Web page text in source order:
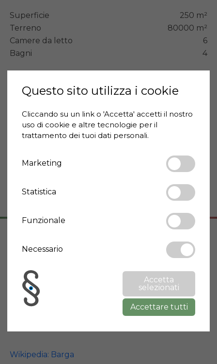
Superficie
250 m²
Terreno
80000 m²
Camere da letto
6
Bagni
4
Stato immobile
Ottimo/Ristrutturato
Anno ristrutturato
2008
Classe energetica
Cantina
Indirizzo
55051 Barga
Toscana
Wikipedia: Barga
Questo sito utilizza i cookie
Cliccando su un link o 'Accetta' accetti il ​​nostro
uso di cookie e altre tecnologie per il
trattamento dei tuoi dati personali.
Marketing
Statistica
Funzionale
Necessario
Accetta
selezionati
Accettare tutti